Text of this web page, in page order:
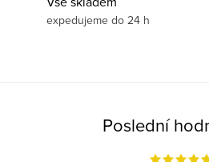
expedujeme do 24 h
Poslední